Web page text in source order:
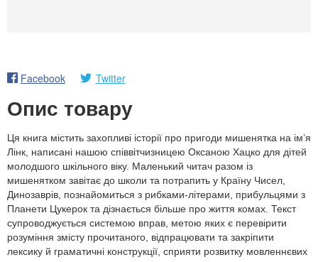
Facebook Twitter
Опис товару
Ця книга містить захопливі історії про пригоди мишенятка на ім’я
Лінк, написані нашою співвітчизницею Оксаною Хацко для дітей
молодшого шкільного віку. Маленький читач разом із
мишенятком завітає до школи та потрапить у Країну Чисел,
Динозаврів, познайомиться з рибками-літерами, прибульцями з
Планети Цукерок та дізнається більше про життя комах. Текст
супроводжується системою вправ, метою яких є перевірити
розуміння змісту прочитаного, відпрацювати та закріпити
лексику й граматичні конструкції, сприяти розвитку мовленнєвих